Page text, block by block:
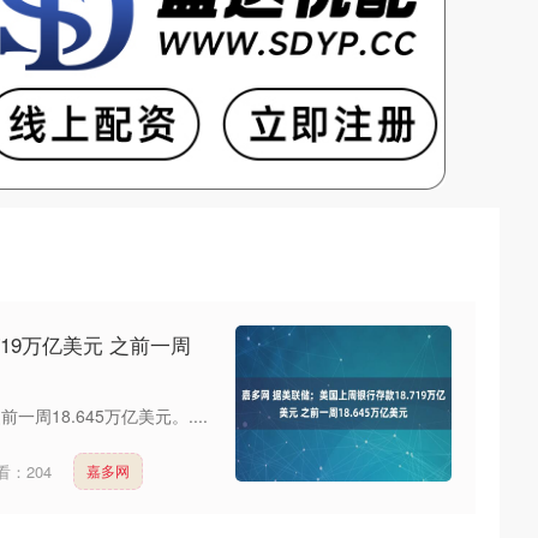
万亿美元 之前一周
一周18.645万亿美元。....
： 204 嘉多网